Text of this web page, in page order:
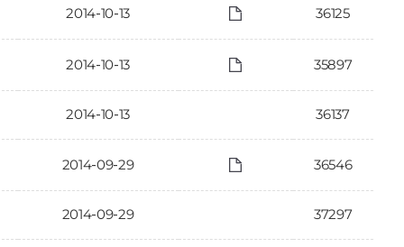
2014-10-13 36125
2014-10-13 35897
2014-10-13 36137
2014-09-29 36546
2014-09-29 37297